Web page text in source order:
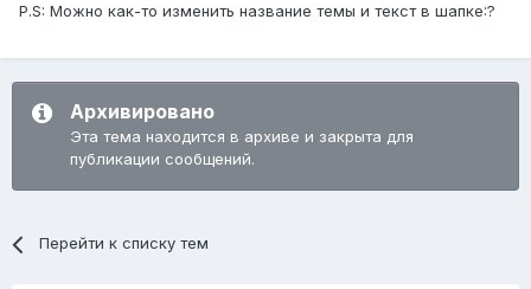
P.S: Можно как-то изменить название темы и текст в шапке:?
Архивировано
Эта тема находится в архиве и закрыта для
публикации сообщений.
Перейти к списку тем